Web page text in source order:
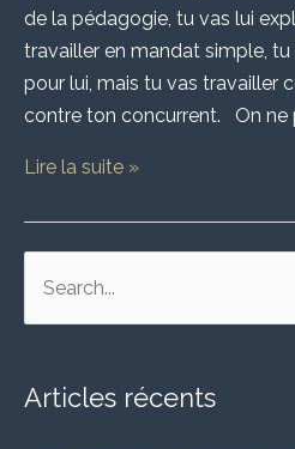
de la pédagogie, tu vas lui
travailler en mandat simple,
pour lui, mais tu vas travailler
contre ton concurrent. On ne
Lire la suite »
e
h
Articles récents